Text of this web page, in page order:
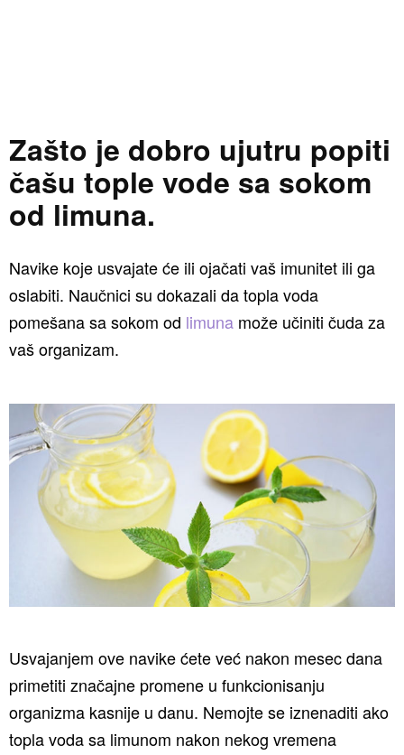
Zašto je dobro ujutru popiti
čašu tople vode sa sokom
od limuna.
Navike koje usvajate će ili ojačati vaš imunitet ili ga
oslabiti. Naučnici su dokazali da topla voda
pomešana sa sokom od limuna može učiniti čuda za
vaš organizam.
Usvajanjem ove navike ćete već nakon mesec dana
primetiti značajne promene u funkcionisanju
organizma kasnije u danu. Nemojte se iznenaditi ako
topla voda sa limunom nakon nekog vremena